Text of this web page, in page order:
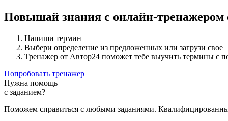
Повышай знания с онлайн-тренажером
Напиши термин
Выбери определение из предложенных или загрузи свое
Тренажер от Автор24 поможет тебе выучить термины с
Попробовать тренажер
Нужна помощь
с заданием?
Поможем справиться с любыми заданиями.